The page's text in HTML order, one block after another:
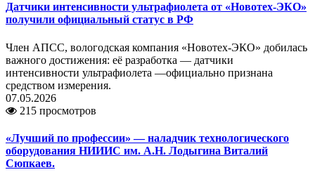
Датчики интенсивности ультрафиолета от «Новотех‑ЭКО»
получили официальный статус в РФ
Член АПСС, вологодская компания «Новотех‑ЭКО» добилась
важного достижения: её разработка — датчики
интенсивности ультрафиолета —официально признана
средством измерения.
07.05.2026
215 просмотров
«Лучший по профессии» — наладчик технологического
оборудования НИИИС им. А.Н. Лодыгина Виталий
Сюпкаев.